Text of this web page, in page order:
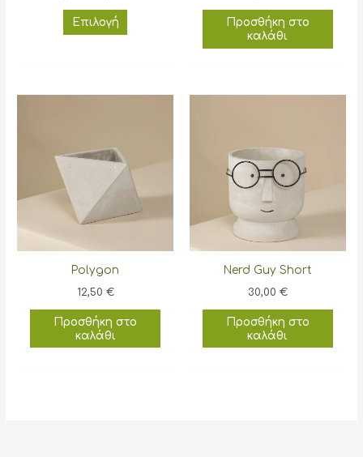
Επιλογή
Αυτό
το
πολλαπλές
μπορούν
να
επιλεγούν
Προσθήκη στο
καλάθι
Polygon
12,50 €
Προσθήκη στο
καλάθι
Nerd Guy Short
30,00 €
Προσθήκη στο
καλάθι